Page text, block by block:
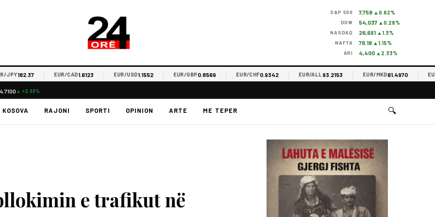
S&P 500 7,758 ▲0.62%
DOW 54,037 ▲0.28%
NASDAQ 26,691 ▲1.3%
NAFTA 78.18 ▲1.15%
ARI 4,400 ▲2.33%
182.37 EUR/CAD1.6123 EUR/USD1.1552 EUR/GBP0.8569 EUR/CHF0.9342 EUR/ALL93.2153 EUR/MKD61.4970 EUR/
▲ +2.68%
KOSOVA RAJONI SPORTI OPINION ARTE ME TEPER 🔍
e trafikut në